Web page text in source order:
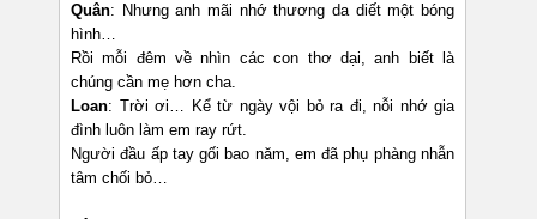
Quân: Nhưng anh mãi nhớ thương da diết một bóng
hình…
Rồi mỗi đêm về nhìn các con thơ dại, anh biết là
chúng cần mẹ hơn cha.
Loan: Trời ơi… Kể từ ngày vội bỏ ra đi, nỗi nhớ gia
đình luôn làm em ray rứt.
Người đầu ấp tay gối bao năm, em đã phụ phàng nhẫn
tâm chối bỏ…